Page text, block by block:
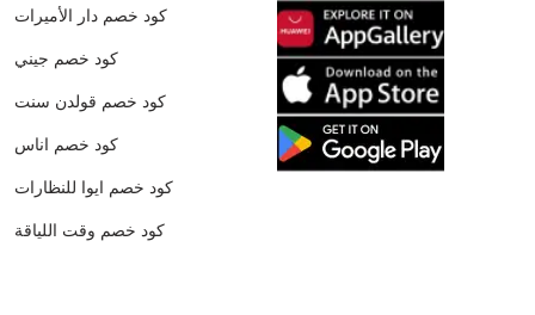
كود خصم دار الأميرات
كود خصم جيني
كود خصم قولدن سنت
كود خصم اناس
كود خصم ايوا للنظارات
كود خصم وقت اللياقة